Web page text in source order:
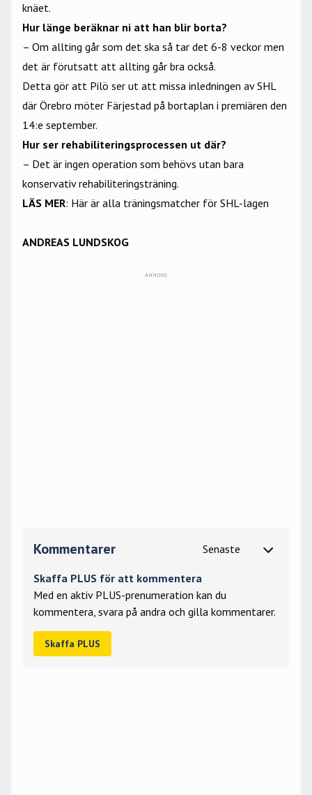
knäet.
Hur länge beräknar ni att han blir borta?
– Om allting går som det ska så tar det 6-8 veckor men
det är förutsatt att allting går bra också.
Detta gör att Pilö ser ut att missa inledningen av SHL
där Örebro möter Färjestad på bortaplan i premiären den
14:e september.
Hur ser rehabiliteringsprocessen ut där?
– Det är ingen operation som behövs utan bara
konservativ rehabiliteringsträning.
LÄS MER: Här är alla träningsmatcher för SHL-lagen
ANDREAS LUNDSKOG
Kommentarer
Skaffa PLUS för att kommentera
Med en aktiv PLUS-prenumeration kan du
kommentera, svara på andra och gilla kommentarer.
Skaffa PLUS